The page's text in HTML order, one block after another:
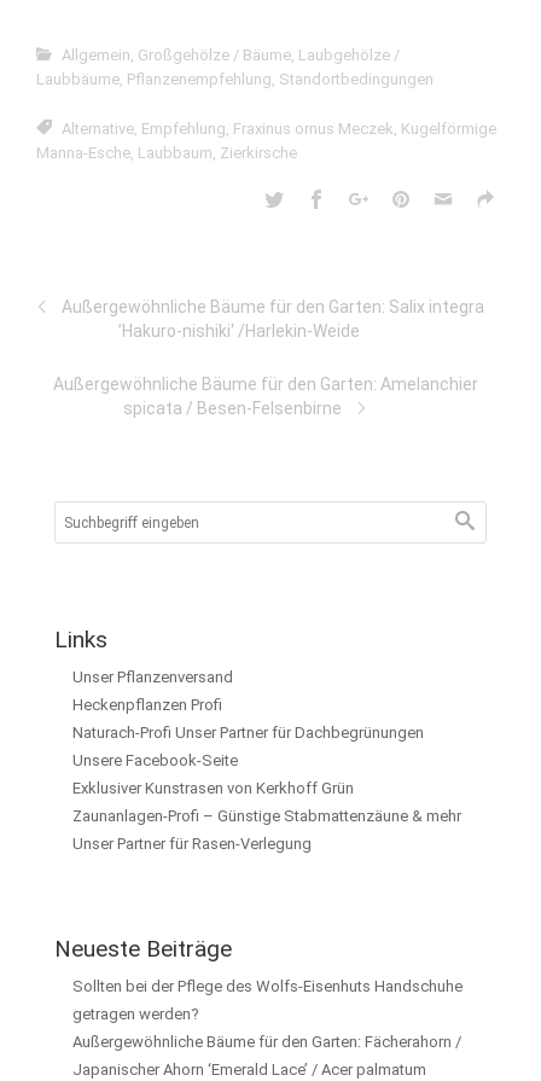
Allgemein, Großgehölze / Bäume, Laubgehölze /
Laubbäume, Pflanzenempfehlung, Standortbedingungen
Alternative, Empfehlung, Fraxinus ornus Meczek, Kugelförmige
Manna-Esche, Laubbaum, Zierkirsche
Außergewöhnliche Bäume für den Garten: Salix integra
’Hakuro-nishiki‘ /Harlekin-Weide
Außergewöhnliche Bäume für den Garten: Amelanchier
spicata / Besen-Felsenbirne
Links
Unser Pflanzenversand
Heckenpflanzen Profi
Naturach-Profi Unser Partner für Dachbegrünungen
Unsere Facebook-Seite
Exklusiver Kunstrasen von Kerkhoff Grün
Zaunanlagen-Profi – Günstige Stabmattenzäune & mehr
Unser Partner für Rasen-Verlegung
Neueste Beiträge
Sollten bei der Pflege des Wolfs-Eisenhuts Handschuhe
getragen werden?
Außergewöhnliche Bäume für den Garten: Fächerahorn /
Japanischer Ahorn ‘Emerald Lace’ / Acer palmatum